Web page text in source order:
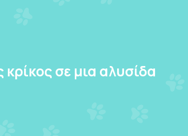
κρίκος σε μια αλυσίδα